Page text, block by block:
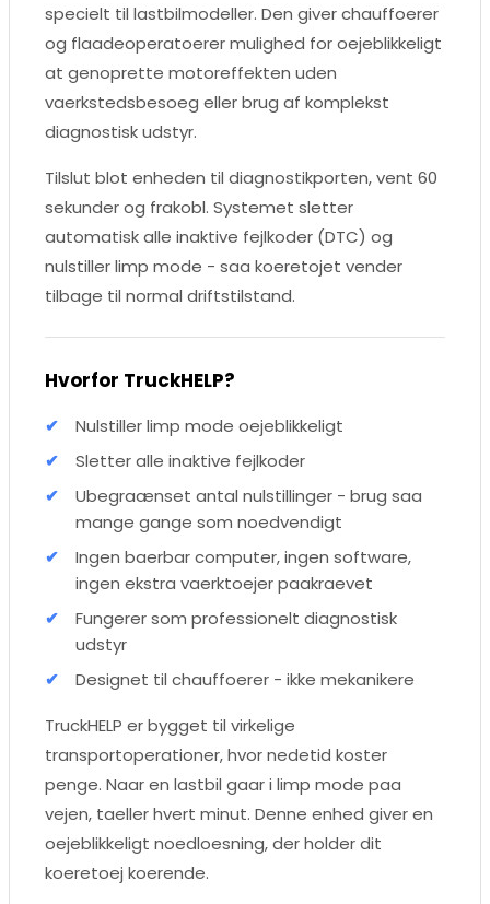
specielt til lastbilmodeller. Den giver chauffoerer
og flaadeoperatoerer mulighed for oejeblikkeligt
at genoprette motoreffekten uden
vaerkstedsbesoeg eller brug af komplekst
diagnostisk udstyr.
Tilslut blot enheden til diagnostikporten, vent 60
sekunder og frakobl. Systemet sletter
automatisk alle inaktive fejlkoder (DTC) og
nulstiller limp mode - saa koeretojet vender
tilbage til normal driftstilstand.
Hvorfor TruckHELP?
Nulstiller limp mode oejeblikkeligt
Sletter alle inaktive fejlkoder
Ubegraænset antal nulstillinger - brug saa
mange gange som noedvendigt
Ingen baerbar computer, ingen software,
ingen ekstra vaerktoejer paakraevet
Fungerer som professionelt diagnostisk
udstyr
Designet til chauffoerer - ikke mekanikere
TruckHELP er bygget til virkelige
transportoperationer, hvor nedetid koster
penge. Naar en lastbil gaar i limp mode paa
vejen, taeller hvert minut. Denne enhed giver en
oejeblikkeligt noedloesning, der holder dit
koeretoej koerende.